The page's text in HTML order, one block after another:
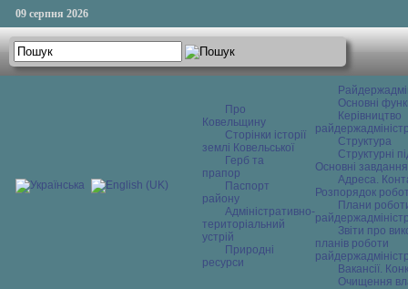
09 серпня 2026
Про
Ковельщину
Сторінки історії
землі Ковельської
Герб та
прапор
Паспорт
району
Адміністративно-
територіальний
устрій
Природні
ресурси
Основні
Керівництво
Структура
Структурні
Основні завдання
Адреса.
Розпорядок
Плани
Звіти про
планів роботи
Вакансії.
Очищення